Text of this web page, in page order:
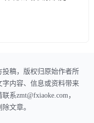
稿，版权归原始作者所
内容、信息或资料带来
系zmt@fxiaoke.com，
文章。